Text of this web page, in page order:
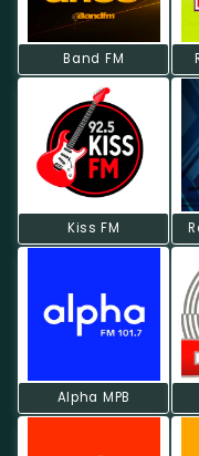
Band FM
Kiss FM
Alpha MPB